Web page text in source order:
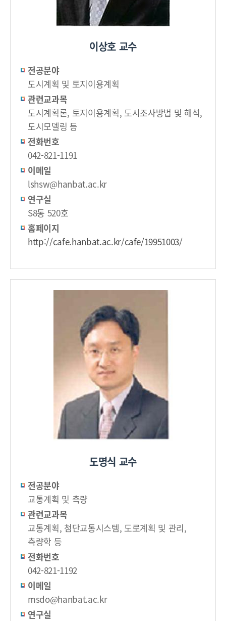
이상호 교수
전공분야
도시계획 및 토지이용계획
관련교과목
도시계획론, 토지이용계획, 도시조사방법 및 해석,
도시모델링 등
전화번호
042-821-1191
이메일
lshsw@hanbat.ac.kr
연구실
S8동 520호
홈페이지
http://cafe.hanbat.ac.kr/cafe/19951003/
도명식 교수
전공분야
교통계획 및 측량
관련교과목
교통계획, 첨단교통시스템, 도로계획 및 관리,
측량학 등
전화번호
042-821-1192
이메일
msdo@hanbat.ac.kr
연구실